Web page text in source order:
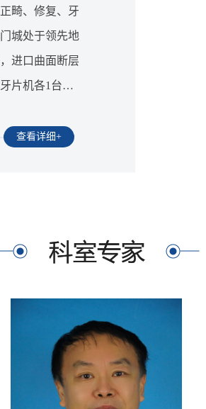
畸、修复、牙
城处于领先地
进口曲面断层
片机各1台，
查看详细+